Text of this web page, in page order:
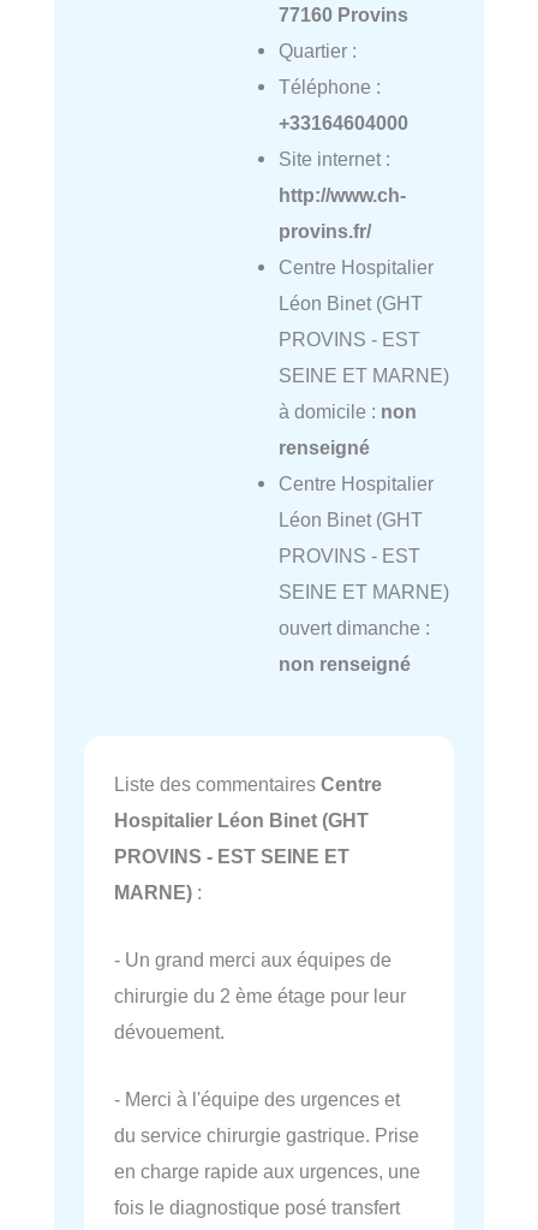
77160 Provins
Quartier :
Téléphone :
+33164604000
Site internet :
http://www.ch-
provins.fr/
Centre Hospitalier
Léon Binet (GHT
PROVINS - EST
SEINE ET MARNE)
à domicile : non
renseigné
Centre Hospitalier
Léon Binet (GHT
PROVINS - EST
SEINE ET MARNE)
ouvert dimanche :
non renseigné
Liste des commentaires Centre
Hospitalier Léon Binet (GHT
PROVINS - EST SEINE ET
MARNE) :
- Un grand merci aux équipes de
chirurgie du 2 ème étage pour leur
dévouement.
- Merci à l'équipe des urgences et
du service chirurgie gastrique. Prise
en charge rapide aux urgences, une
fois le diagnostique posé transfert